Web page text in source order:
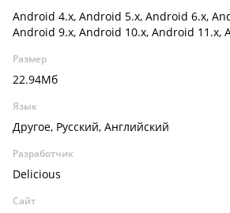
Android 4.x, Android 5.x, Android 6.x,
Android 9.x, Android 10.x, Android 11.x,
Размер
22.94Мб
Язык
Другое, Русский, Английский
Разработчик
Delicious
Сайт